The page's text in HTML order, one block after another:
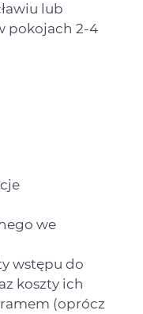
lub
pokojach 2-4
we
wstępu do
koszty ich
(oprócz